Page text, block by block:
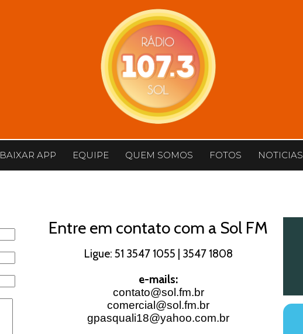
BAIXAR APP EQUIPE QUEM SOMOS FOTOS NOTICIAS
Entre em contato com a Sol FM
Ligue: 51 3547 1055 | 3547 1808
e-mails:
contato@sol.fm.br
comercial@sol.fm.br
gpasquali18@yahoo.com.br